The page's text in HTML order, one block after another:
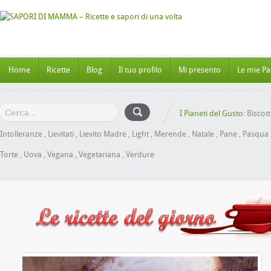
Home Ricette Blog Il tuo profilo Mi presento Le mie
I Pianeti del Gusto:
Intolleranze , Lievitati , Lievito Madre , Light , Merende , Natale , Pane , Pasqua
Torte , Uova , Vegana , Vegetariana , Verdure
Miele senza